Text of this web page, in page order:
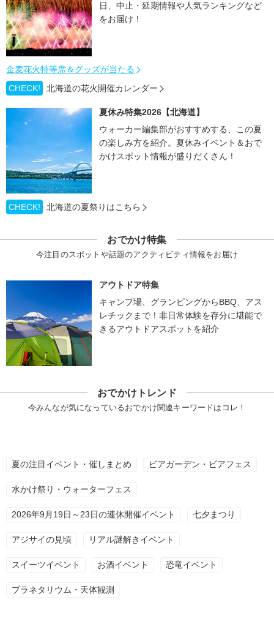
日、中止・延期情報や人気ランキングなど
をお届け！
金麦花火特等席＆グッズが当たる
CHECK!
北海道の花火開催カレンダー
夏休み特集2026【北海道】
ウォーカー編集部がおすすめする、この夏
の楽しみ方を紹介。夏休みイベント＆おで
かけスポット情報が盛りだくさん！
CHECK! 北海道の夏祭りはこちら
おでかけ特集
今注目のスポットや話題のアクティビティ情報をお届け
アウトドア特集
キャンプ場、グランピングからBBQ、アス
レチックまで！非日常体験を存分に堪能で
きるアウトドアスポットを紹介
おでかけトレンド
今みんなが気になっているおでかけ関連キーワードはコレ！
夏の注目イベント・催しまとめ ビアガーデン・ビアフェス
水かけ祭り・ウォーターフェス
2026年9月19日～23日の連休開催イベント 七夕まつり
アジサイの見頃 リアル謎解きイベント
スイーツイベント お酒イベント 恐竜イベント
プラネタリウム・天体観測